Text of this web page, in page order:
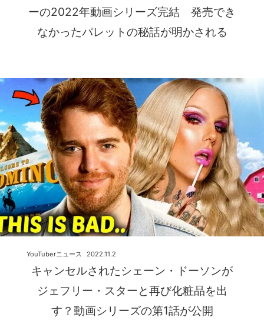
ーの2022年動画シリーズ完結 発売でき
なかったパレットの秘話が明かされる
キャンセルされたシェーン・ドーソンが
ジェフリー・スターと再び化粧品を出
す？動画シリーズの第1話が公開
2022.11.2
YouTuberニュース